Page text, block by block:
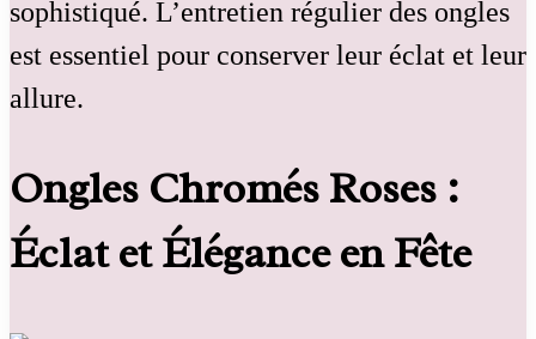
sophistiqué. L’entretien régulier des ongles
est essentiel pour conserver leur éclat et leur
allure.
Ongles Chromés Roses :
Éclat et Élégance en Fête